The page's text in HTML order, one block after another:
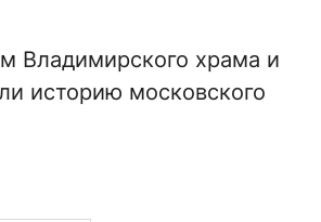
Владимирского храма и
историю московского